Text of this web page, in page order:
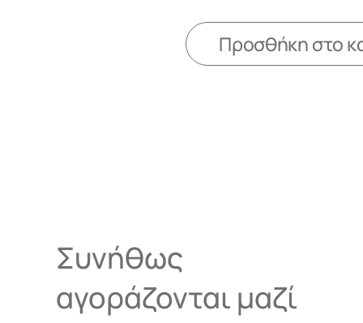
Προσθήκη στο
Συνήθως
αγοράζονται μαζί